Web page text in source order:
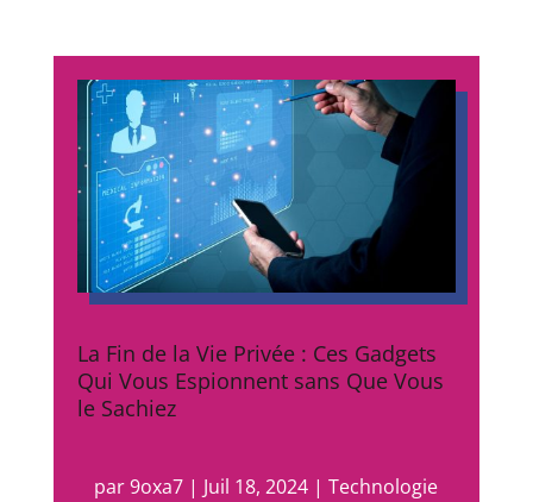
La Fin de la Vie Privée : Ces Gadgets
Qui Vous Espionnent sans Que Vous
le Sachiez
par9oxa7 | Juil 18, 2024 |Technologie